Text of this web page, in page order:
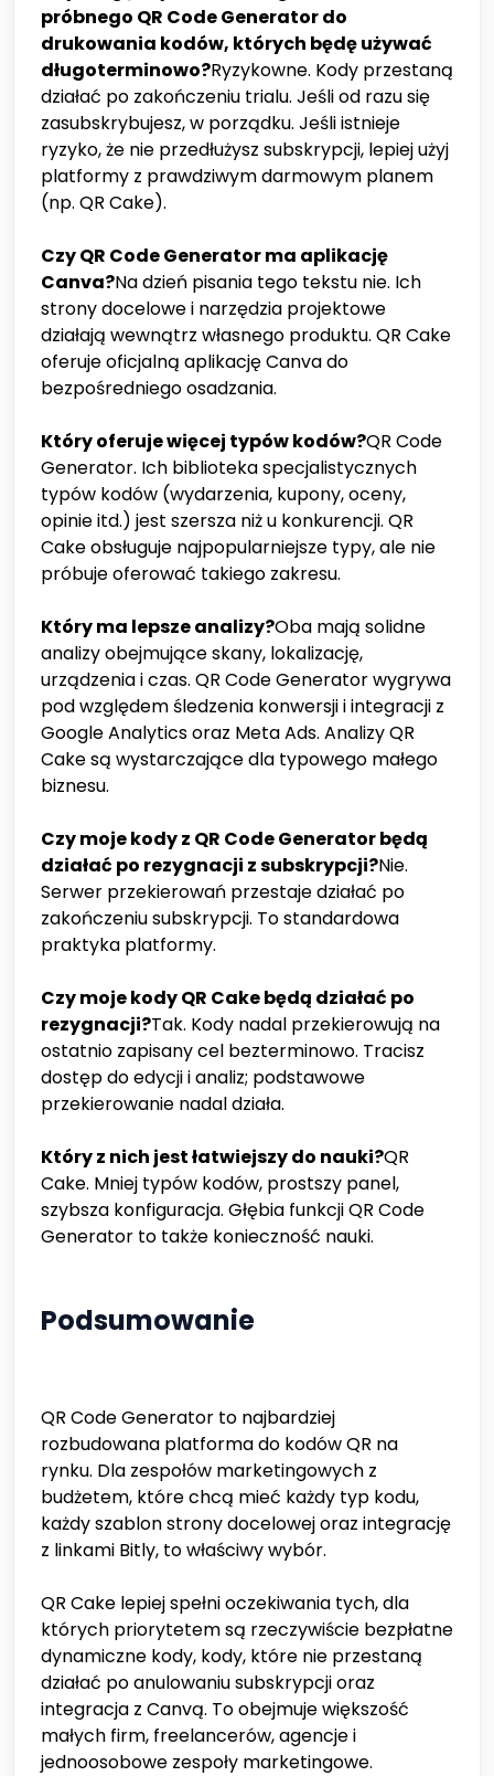
próbnego QR Code Generator do
drukowania kodów, których będę używać
długoterminowo?Ryzykowne. Kody przestaną
działać po zakończeniu trialu. Jeśli od razu się
zasubskrybujesz, w porządku. Jeśli istnieje
ryzyko, że nie przedłużysz subskrypcji, lepiej użyj
platformy z prawdziwym darmowym planem
(np. QR Cake).
Czy QR Code Generator ma aplikację
Canva?Na dzień pisania tego tekstu nie. Ich
strony docelowe i narzędzia projektowe
działają wewnątrz własnego produktu. QR Cake
oferuje oficjalną aplikację Canva do
bezpośredniego osadzania.
Który oferuje więcej typów kodów?QR Code
Generator. Ich biblioteka specjalistycznych
typów kodów (wydarzenia, kupony, oceny,
opinie itd.) jest szersza niż u konkurencji. QR
Cake obsługuje najpopularniejsze typy, ale nie
próbuje oferować takiego zakresu.
Który ma lepsze analizy?Oba mają solidne
analizy obejmujące skany, lokalizację,
urządzenia i czas. QR Code Generator wygrywa
pod względem śledzenia konwersji i integracji z
Google Analytics oraz Meta Ads. Analizy QR
Cake są wystarczające dla typowego małego
biznesu.
Czy moje kody z QR Code Generator będą
działać po rezygnacji z subskrypcji?Nie.
Serwer przekierowań przestaje działać po
zakończeniu subskrypcji. To standardowa
praktyka platformy.
Czy moje kody QR Cake będą działać po
rezygnacji?Tak. Kody nadal przekierowują na
ostatnio zapisany cel bezterminowo. Tracisz
dostęp do edycji i analiz; podstawowe
przekierowanie nadal działa.
Który z nich jest łatwiejszy do nauki?QR
Cake. Mniej typów kodów, prostszy panel,
szybsza konfiguracja. Głębia funkcji QR Code
Generator to także konieczność nauki.
Podsumowanie
QR Code Generator to najbardziej
rozbudowana platforma do kodów QR na
rynku. Dla zespołów marketingowych z
budżetem, które chcą mieć każdy typ kodu,
każdy szablon strony docelowej oraz integrację
z linkami Bitly, to właściwy wybór.
QR Cake lepiej spełni oczekiwania tych, dla
których priorytetem są rzeczywiście bezpłatne
dynamiczne kody, kody, które nie przestaną
działać po anulowaniu subskrypcji oraz
integracja z Canvą. To obejmuje większość
małych firm, freelancerów, agencje i
jednoosobowe zespoły marketingowe.